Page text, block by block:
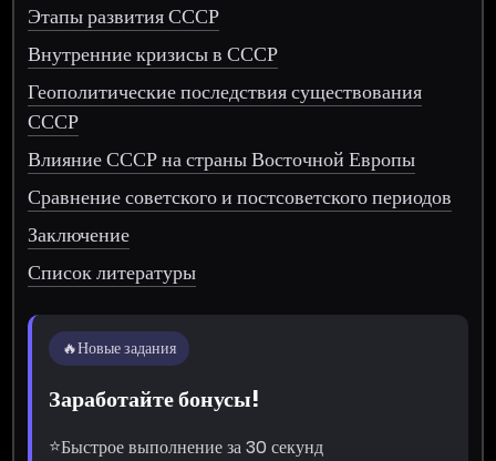
Этапы развития СССР
Внутренние кризисы в СССР
Геополитические последствия существования
СССР
Влияние СССР на страны Восточной Европы
Сравнение советского и постсоветского периодов
Заключение
Список литературы
🔥Новые задания
Заработайте бонусы!
⭐Быстрое выполнение за 30 секунд